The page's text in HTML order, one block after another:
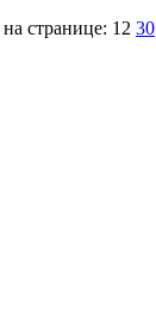
странице: 12 30